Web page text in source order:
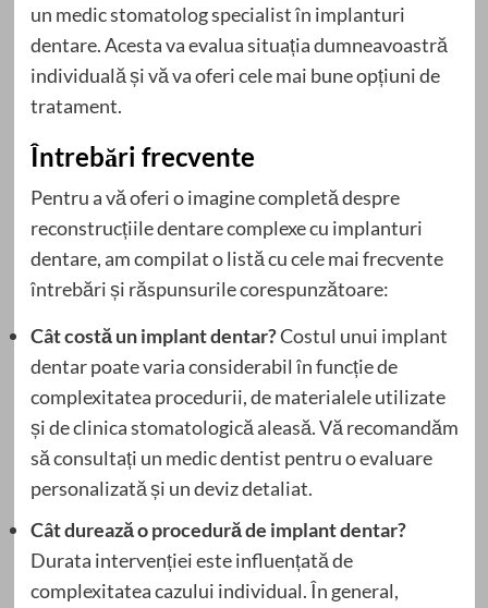
un medic stomatolog specialist în implanturi
dentare. Acesta va evalua situația dumneavoastră
individuală și vă va oferi cele mai bune opțiuni de
tratament.
Întrebări frecvente
Pentru a vă oferi o imagine completă despre
reconstrucțiile dentare complexe cu implanturi
dentare, am compilat o listă cu cele mai frecvente
întrebări și răspunsurile corespunzătoare:
Cât costă un implant dentar?Costul unui implant
dentar poate varia considerabil în funcție de
complexitatea procedurii, de materialele utilizate
și de clinica stomatologică aleasă. Vă recomandăm
să consultați un medic dentist pentru o evaluare
personalizată și un deviz detaliat.
Cât durează o procedură de implant dentar?
Durata intervenției este influențată de
complexitatea cazului individual. În general,